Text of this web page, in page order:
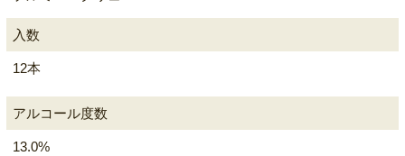
入数
12本
アルコール度数
13.0%